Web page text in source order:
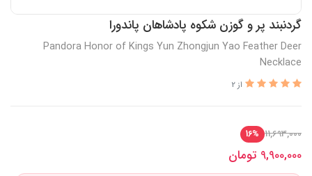
گردنبند پر و گوزن شکوه پادشاهان پاندورا
Pandora Honor of Kings Yun Zhongjun Yao Feather Deer
Necklace
از 2
11,693,000
16%
9,900,000 تومان